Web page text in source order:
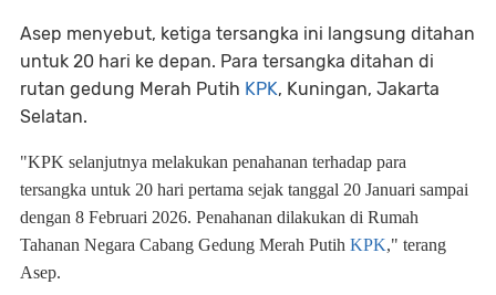
Asep menyebut, ketiga tersangka ini langsung ditahan
untuk 20 hari ke depan. Para tersangka ditahan di
rutan gedung Merah Putih KPK, Kuningan, Jakarta
Selatan.
"KPK selanjutnya melakukan penahanan terhadap para
tersangka untuk 20 hari pertama sejak tanggal 20 Januari sampai
dengan 8 Februari 2026. Penahanan dilakukan di Rumah
Tahanan Negara Cabang Gedung Merah Putih KPK," terang
Asep.